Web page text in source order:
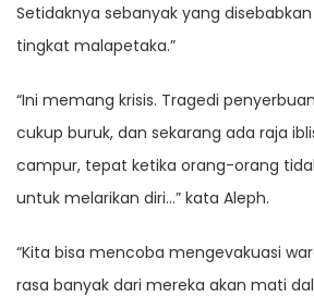
Setidaknya sebanyak yang
tingkat malapetaka.”
“Ini memang krisis. Tragedi
cukup buruk, dan sekarang ada raja
campur, tepat ketika orang-orang
untuk melarikan diri…” kata Aleph.
“Kita bisa mencoba mengevakuasi
rasa banyak dari mereka akan mati